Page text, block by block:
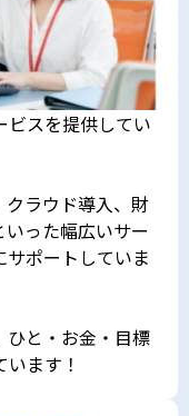
ビスを提供してい
ラウド導入、財
った幅広いサー
サポートしていま
ひと・お金・目標
ます！